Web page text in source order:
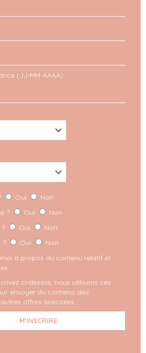
(JJ-MM-AAAA)
Oui
Non
?
Oui
Non
Oui
Non
?
Oui
Non
à propos du contenu relatif et
ci-dessus, nous utilisons ces
envoyer du contenu, des
offres spéciales.